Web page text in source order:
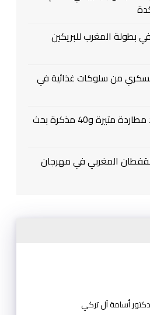
بطولة المغرب للبريكين
من سلوكات غذائية في
سقوط (الإمبراطور) بعد مطاردة متيرة و40 مذكرة بحث
القفطان المغربي في مهرجان
أسامة آل تركي